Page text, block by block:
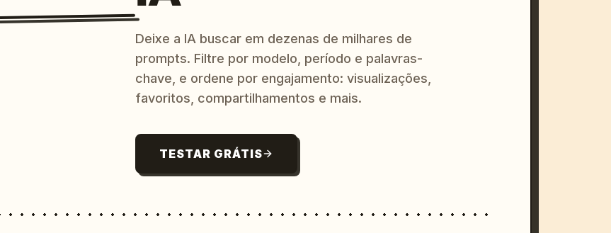
Deixe a IA buscar em dezenas de milhares de
prompts. Filtre por modelo, período e palavras-
chave, e ordene por engajamento: visualizações,
favoritos, compartilhamentos e mais.
TESTAR GRÁTIS